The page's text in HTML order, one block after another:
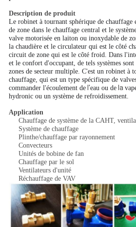
Description de produit
Le robinet à tournant sphérique de
de zone dans le chauffage central et le
valve motorisée en laiton ou inoxydable de
la chaudière et le circulateur qui est le côté
circuit de zone qui est le côté froid. Dans
et le confort d'occupant, de tels systèmes
zones de secteur multiple. C'est un robinet à
chauffage, qui est un type spécifique de
commander l'écoulement del'eau ou dela
hydronic ou un système de refroidissement.
Application
Chauffage de système de la CAHT,
Système de chauffage
Plinthe/chauffage par rayonnement
Convecteurs
Unités de bobine de fan
Chauffage par le sol
Ventilateurs d'unité
Réchauffage de VAV